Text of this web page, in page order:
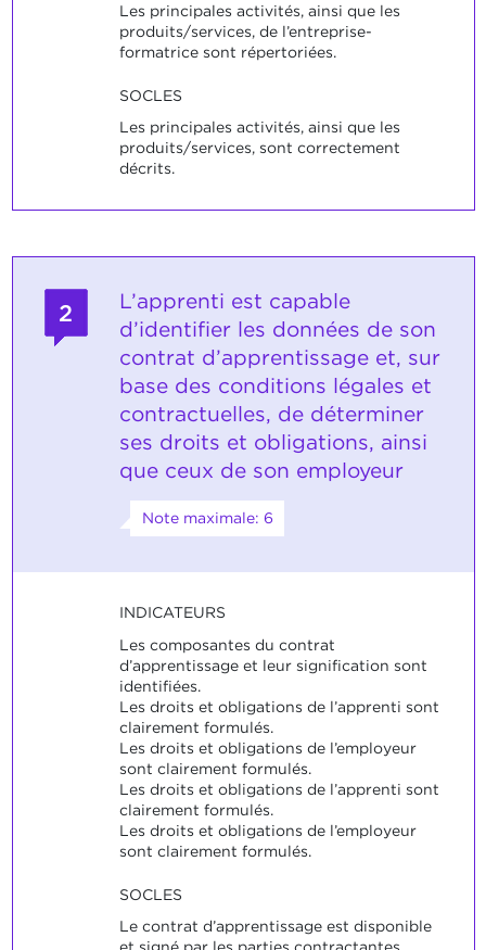
Les principales activités, ainsi que les
produits/services, de l’entreprise-
formatrice sont répertoriées.
SOCLES
Les principales activités, ainsi que les
produits/services, sont correctement
décrits.
2
L’apprenti est capable
d’identifier les données de son
contrat d’apprentissage et, sur
base des conditions légales et
contractuelles, de déterminer
ses droits et obligations, ainsi
que ceux de son employeur
Note maximale: 6
INDICATEURS
Les composantes du contrat
d’apprentissage et leur signification sont
identifiées.
Les droits et obligations de l’apprenti sont
clairement formulés.
Les droits et obligations de l’employeur
sont clairement formulés.
Les droits et obligations de l’apprenti sont
clairement formulés.
Les droits et obligations de l’employeur
sont clairement formulés.
SOCLES
Le contrat d’apprentissage est disponible